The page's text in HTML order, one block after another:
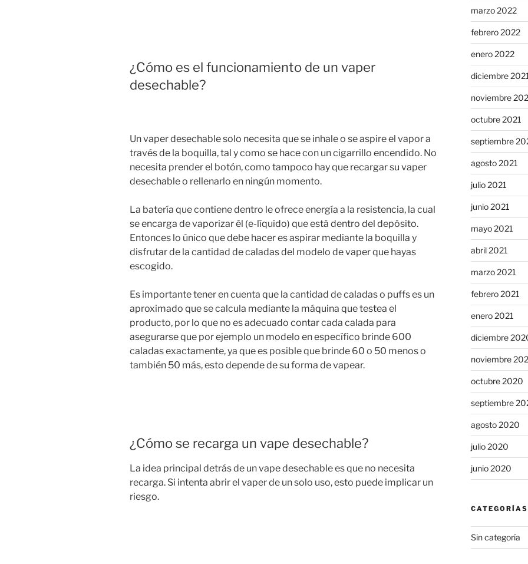
¿Cómo es el funcionamiento de un vaper
desechable?
Un vaper desechable solo necesita que se inhale o se aspire el vapor a
través de la boquilla, tal y como se hace con un cigarrillo encendido. No
necesita prender el botón, como tampoco hay que recargar su vaper
desechable o rellenarlo en ningún momento.
La batería que contiene dentro le ofrece energía a la resistencia, la cual
se encarga de vaporizar él (e-líquido) que está dentro del depósito.
Entonces lo único que debe hacer es aspirar mediante la boquilla y
disfrutar de la cantidad de caladas del modelo de vaper que hayas
escogido.
Es importante tener en cuenta que la cantidad de caladas o puffs es un
aproximado que se calcula mediante la máquina que testea el
producto, por lo que no es adecuado contar cada calada para
asegurarse que por ejemplo un modelo en específico brinde 600
caladas exactamente, ya que es posible que brinde 60 o 50 menos o
también 50 más, esto depende de su forma de vapear.
¿Cómo se recarga un vape desechable?
La idea principal detrás de un vape desechable es que no necesita
recarga. Si intenta abrir el vaper de un solo uso, esto puede implicar un
riesgo.
marzo 2022
febrero 2022
enero 2022
diciembre
noviembre
octubre 2021
septiembre
agosto 2021
julio 2021
junio 2021
mayo 2021
abril 2021
marzo 2021
febrero 2021
enero 2021
diciembre
noviembre
octubre 2020
septiembre
agosto 2020
julio 2020
junio 2020
CATEGORÍAS
Sin categoría